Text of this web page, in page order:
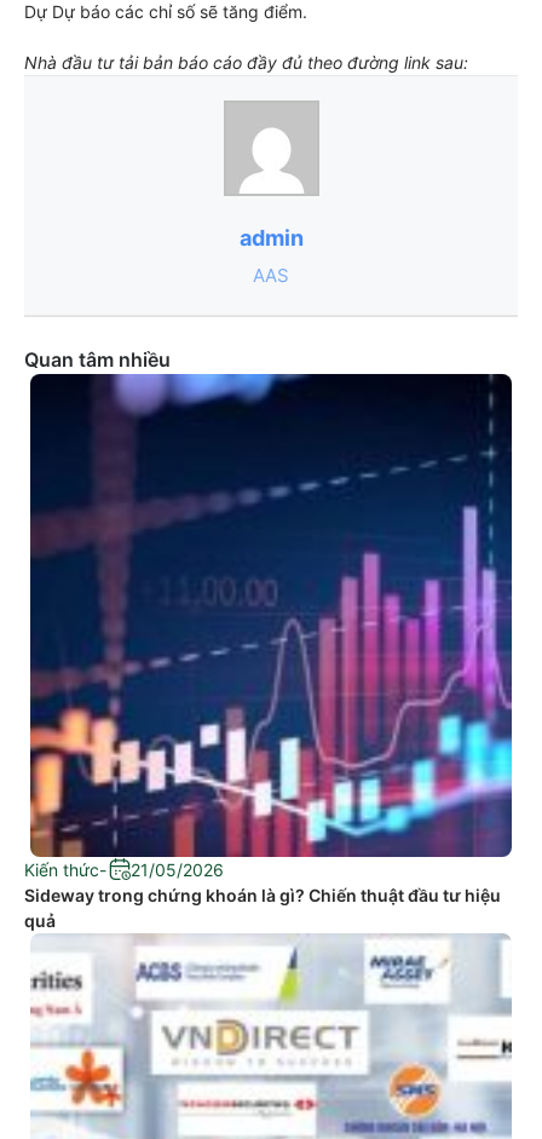
Dự Dự báo các chỉ số sẽ tăng điểm.
Nhà đầu tư tải bản báo cáo đầy đủ theo đường link sau:
admin
AAS
Quan tâm nhiều
Kiến thức-
21/05/2026
Sideway trong chứng khoán là gì? Chiến thuật đầu tư hiệu
quả